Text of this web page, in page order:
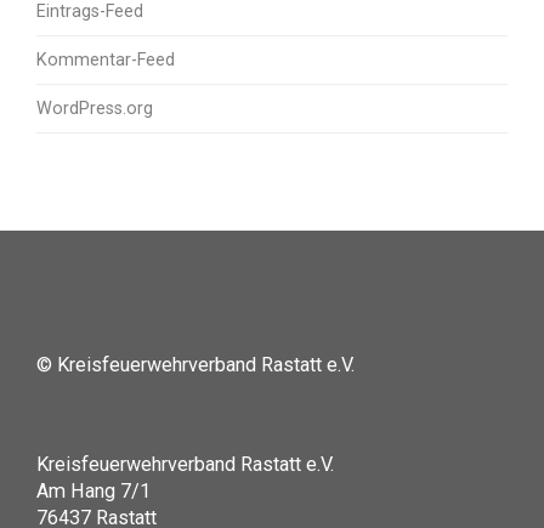
Eintrags-Feed
Kommentar-Feed
WordPress.org
© Kreisfeuerwehrverband Rastatt e.V.
Kreisfeuerwehrverband Rastatt e.V.
Am Hang 7/1
76437 Rastatt